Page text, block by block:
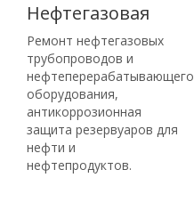
Нефтегазовая
Ремонт нефтегазовых
трубопроводов и
нефтеперерабатывающего
оборудования,
антикоррозионная
защита резервуаров для
нефти и
нефтепродуктов.